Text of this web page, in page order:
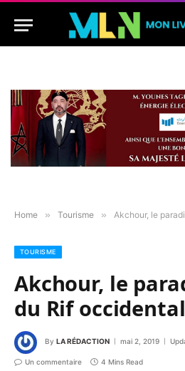
Home » Tourisme » Akchour, le paradis
TOURISME
Akchour, le
du Rif
By LA RÉDACTION mai 2, 2019
Un commentaire 4 Mins Read